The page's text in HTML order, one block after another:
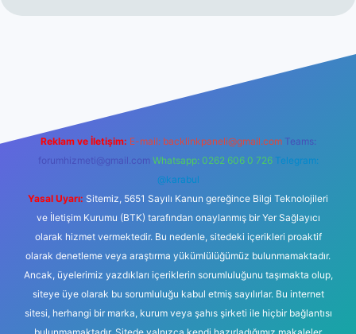
Reklam ve İletişim: E-mail: backlinkpaneli@gmail.com Teams:
forumhizmeti@gmail.com Whatsapp: 0262 606 0 726 Telegram:
@karabul
Yasal Uyarı: Sitemiz, 5651 Sayılı Kanun gereğince Bilgi Teknolojileri
ve İletişim Kurumu (BTK) tarafından onaylanmış bir Yer Sağlayıcı
olarak hizmet vermektedir. Bu nedenle, sitedeki içerikleri proaktif
olarak denetleme veya araştırma yükümlülüğümüz bulunmamaktadır.
Ancak, üyelerimiz yazdıkları içeriklerin sorumluluğunu taşımakta olup,
siteye üye olarak bu sorumluluğu kabul etmiş sayılırlar. Bu internet
sitesi, herhangi bir marka, kurum veya şahıs şirketi ile hiçbir bağlantısı